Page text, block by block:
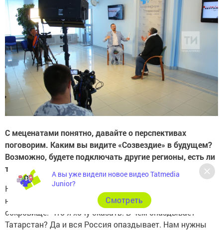
С меценатами понятно, давайте о перспективах
поговорим. Каким вы видите «Созвездие» в будущем?
Возможно, будете подключать другие регионы, есть ли
такие планы?
Нет, нет, я и Минтимеру Шариповичу сказал, что это
наш закрытый татарстанский бренд, это наше
сокровище. Что я хочу сказать. В чем опаздывает
Татарстан? Да и вся Россия опаздывает. Нам нужны
А вы уже видели новое видео Tatmedia
Junior?
Cмотреть